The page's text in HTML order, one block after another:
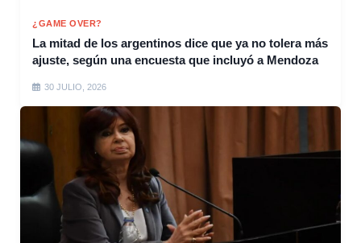
¿GAME OVER?
La mitad de los argentinos dice que ya no tolera más
ajuste, según una encuesta que incluyó a Mendoza
30 JULIO, 2026